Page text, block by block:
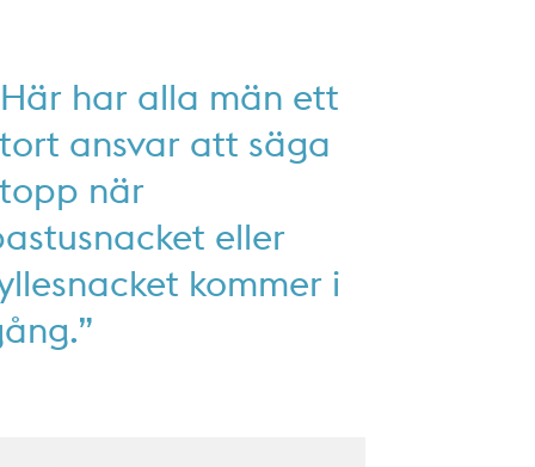
har alla män ett
ansvar att säga
när
eller
kommer i